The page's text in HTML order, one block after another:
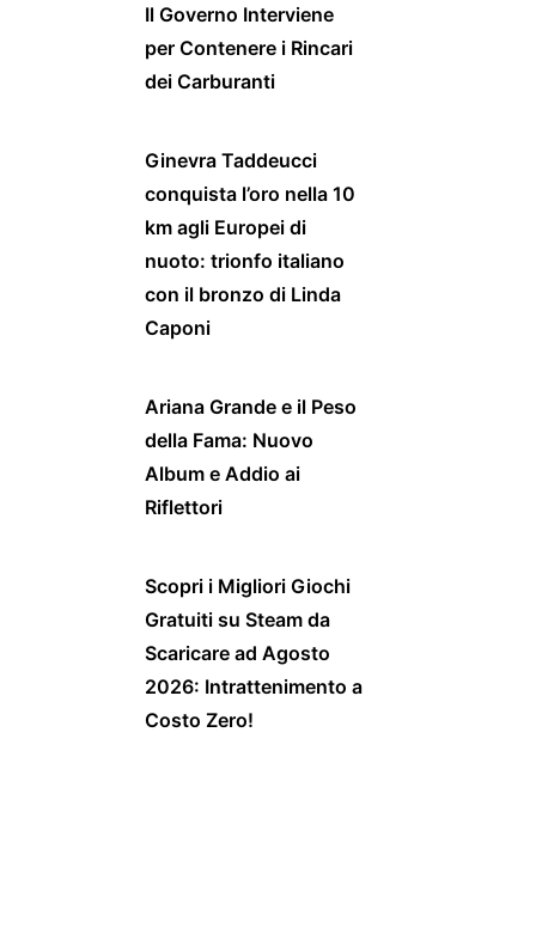
Il Governo Interviene
per Contenere i Rincari
dei Carburanti
Ginevra Taddeucci
conquista l’oro nella 10
km agli Europei di
nuoto: trionfo italiano
con il bronzo di Linda
Caponi
Ariana Grande e il Peso
della Fama: Nuovo
Album e Addio ai
Riflettori
Scopri i Migliori Giochi
Gratuiti su Steam da
Scaricare ad Agosto
2026: Intrattenimento a
Costo Zero!